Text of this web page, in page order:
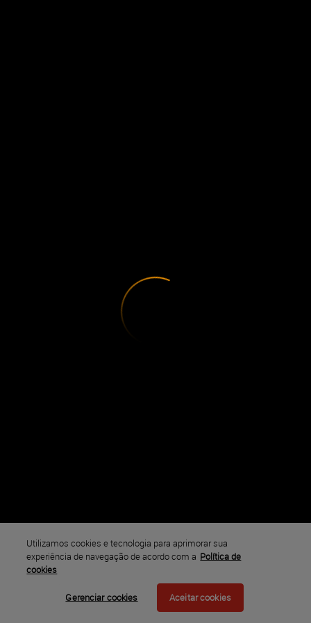
Utilizamos cookies e tecnologia para aprimorar sua
experiência de navegação de acordo com a Política de
cookies
Gerenciar cookies Aceitar cookies